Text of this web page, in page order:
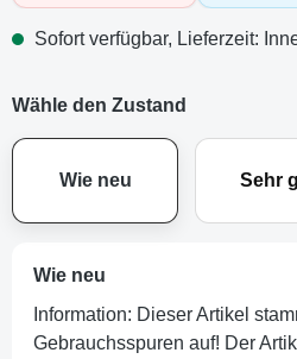
Sofort verfügbar, Lieferzeit:
Wähle den Zustand
Wie neu Sehr
Wie neu
Information: Dieser Artikel
Gebrauchsspuren auf! Der